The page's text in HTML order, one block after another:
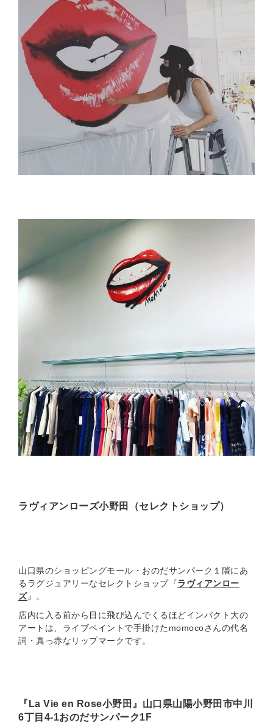
ラヴィアンローズ小野田（セレクトショップ）
山口県のショッピングモール・おのだサンパーク１階にあ
るラグジュアリーなセレクトショップ『ラヴィアンロー
ズ』。
店内に入る前から目に飛び込んでくるほどインパクト大の
アートは、ライブペイントで手掛けたmomocoさんの代名
詞・真っ赤なリップマークです。
『La Vie en Rose小野田』山口県山陽小野田市中川
6丁目4-1おのだサンパーク1F